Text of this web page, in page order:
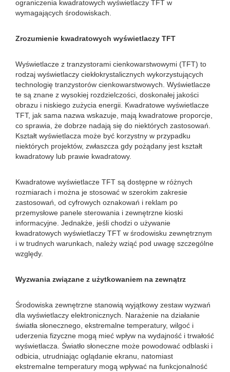
ograniczenia kwadratowych wyświetlaczy TFT w
wymagających środowiskach.
Zrozumienie kwadratowych wyświetlaczy TFT
Wyświetlacze z tranzystorami cienkowarstwowymi (TFT) to
rodzaj wyświetlaczy ciekłokrystalicznych wykorzystujących
technologię tranzystorów cienkowarstwowych. Wyświetlacze
te są znane z wysokiej rozdzielczości, doskonałej jakości
obrazu i niskiego zużycia energii. Kwadratowe wyświetlacze
TFT, jak sama nazwa wskazuje, mają kwadratowe proporcje,
co sprawia, że ​​dobrze nadają się do niektórych zastosowań.
Kształt wyświetlacza może być korzystny w przypadku
niektórych projektów, zwłaszcza gdy pożądany jest kształt
kwadratowy lub prawie kwadratowy.
Kwadratowe wyświetlacze TFT są dostępne w różnych
rozmiarach i można je stosować w szerokim zakresie
zastosowań, od cyfrowych oznakowań i reklam po
przemysłowe panele sterowania i zewnętrzne kioski
informacyjne. Jednakże, jeśli chodzi o używanie
kwadratowych wyświetlaczy TFT w środowisku zewnętrznym
i w trudnych warunkach, należy wziąć pod uwagę szczególne
względy.
Wyzwania związane z użytkowaniem na zewnątrz
Środowiska zewnętrzne stanowią wyjątkowy zestaw wyzwań
dla wyświetlaczy elektronicznych. Narażenie na działanie
światła słonecznego, ekstremalne temperatury, wilgoć i
uderzenia fizyczne mogą mieć wpływ na wydajność i trwałość
wyświetlacza. Światło słoneczne może powodować odblaski i
odbicia, utrudniając oglądanie ekranu, natomiast
ekstremalne temperatury mogą wpływać na funkcjonalność